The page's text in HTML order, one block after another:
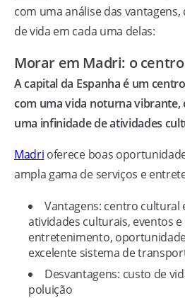
com uma análise das
de vida em cada uma delas:
Morar em Madri: o
A capital da Espanha é um
com uma vida noturna vibrante,
uma infinidade de atividades
Madri oferece boas
ampla gama de serviços e
Vantagens: centro cultural
atividades culturais, eventos
entretenimento,
excelente sistema de
Desvantagens: custo de
poluição